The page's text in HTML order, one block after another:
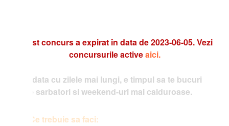
concurs a expirat în data de 2023-06-05. Vezi
concursurile activeaici.
cu zilele mai lungi, e timpul sa te bucuri
sarbatori si weekend-uri mai calduroase.
trebuie sa faci: